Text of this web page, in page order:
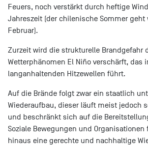
Feuers, noch verstärkt durch heftige
Jahreszeit (der chilenische Sommer geht
Februar).
Zurzeit wird die strukturelle Brandgefahr
Wetterphänomen El Niño verschärft, das
langanhaltenden Hitzewellen führt.
Auf die Brände folgt zwar ein staatlich
Wiederaufbau, dieser läuft meist jedoch
und beschränkt sich auf die
Soziale Bewegungen und Organisationen
hinaus eine gerechte und nachhaltige